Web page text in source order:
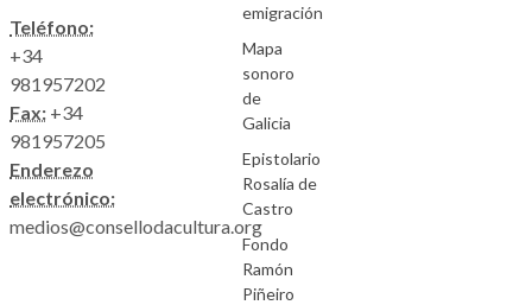
Teléfono:
+34
981957202
Fax: +34
981957205
Enderezo
electrónico:
medios@consellodacultura.org
emigración
Mapa
sonoro
de
Galicia
Epistolario
Rosalía de
Castro
Fondo
Ramón
Piñeiro